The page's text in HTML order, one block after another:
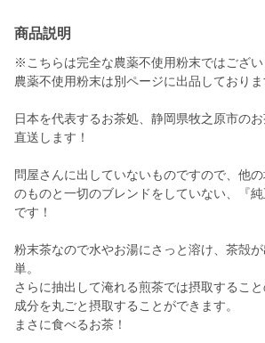
商品説明
※こちらは完全な農薬不使用粉末ではござい
農薬不使用粉末は別ページに出品しており
日本を代表するお茶処、静岡県牧之原市の
直送します！
問屋さんに出していないものですので、他
のものと一切のブレンドをしていない、『純
です！
粉末茶なので水やお湯にさっと溶け、茶殻
単。
さらに抽出して淹れる煎茶では摂取するこ
成分を丸ごと摂取することができます。
まさに食べるお茶！